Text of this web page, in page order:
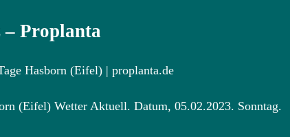
Proplanta
Hasborn (Eifel) | proplanta.de
(Eifel) Wetter Aktuell. Datum, 05.02.2023. Sonntag.